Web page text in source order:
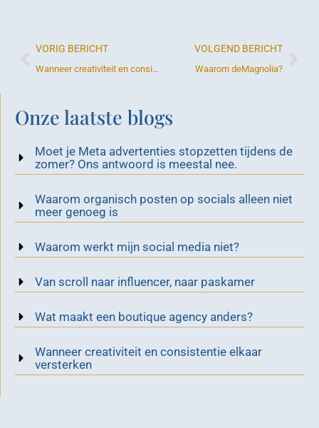
VORIG BERICHT
Wanneer creativiteit en consistentie elkaar versterken
VOLGEND BERICHT
Waarom deMagnolia?
Onze laatste blogs
Moet je Meta advertenties stopzetten tijdens de
zomer? Ons antwoord is meestal nee.
Waarom organisch posten op socials alleen niet
meer genoeg is
Waarom werkt mijn social media niet?
Van scroll naar influencer, naar paskamer
Wat maakt een boutique agency anders?
Wanneer creativiteit en consistentie elkaar
versterken